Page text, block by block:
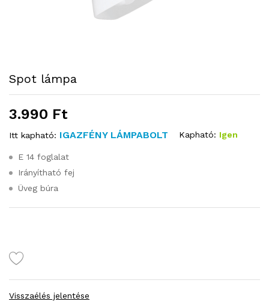
Spot lámpa
3.990 Ft
Itt kapható: IGAZFÉNY LÁMPABOLT Kapható: Igen
E 14 foglalat
Irányítható fej
Üveg búra
Visszaélés jelentése